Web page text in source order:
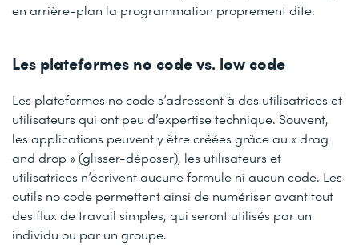
en arrière-plan la programmation proprement dite.
Les plateformes no code vs. low code
Les plateformes no code s’adressent à des utilisatrices et
utilisateurs qui ont peu d’expertise technique. Souvent,
les applications peuvent y être créées grâce au « drag
and drop » (glisser-déposer), les utilisateurs et
utilisatrices n’écrivent aucune formule ni aucun code. Les
outils no code permettent ainsi de numériser avant tout
des flux de travail simples, qui seront utilisés par un
individu ou par un groupe.